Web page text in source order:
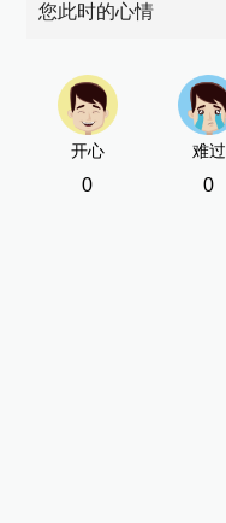
您此时的心情
开心
0
难过
0